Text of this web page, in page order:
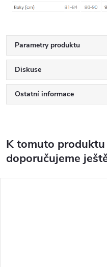
Parametry produktu
Diskuse
Ostatní informace
K tomuto produktu
doporučujeme